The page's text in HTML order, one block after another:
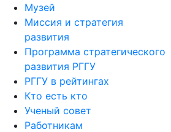
Музей
Миссия и стратегия
развития
Программа стратегического
развития РГГУ
РГГУ в рейтингах
Кто есть кто
Ученый совет
Работникам